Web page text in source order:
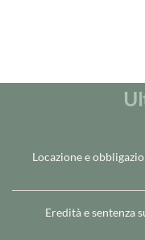
Locazione e
Eredità e sentenza